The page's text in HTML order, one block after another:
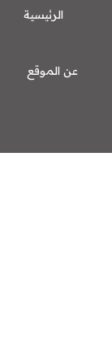
الرئيسية
عن الموقع